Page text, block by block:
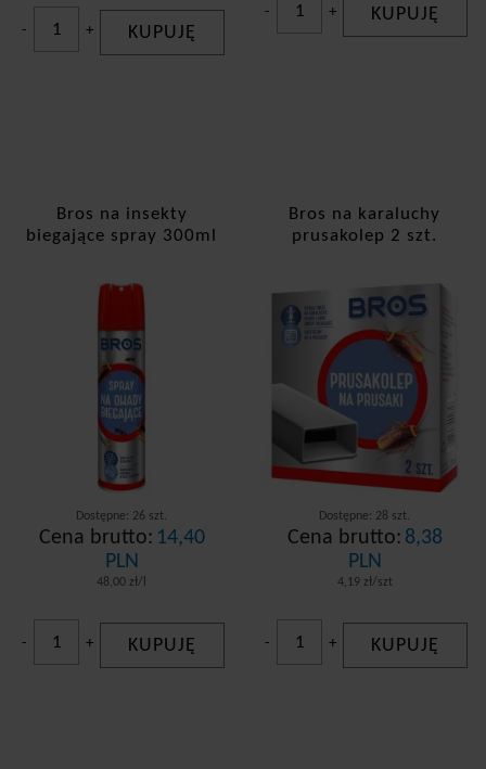
- + KUPUJĘ
- + KUPUJĘ
Bros na insekty
biegające spray 300ml
Dostępne: 26 szt.
Cena brutto: 14,40
PLN
48,00 zł/l
- + KUPUJĘ
Bros na karaluchy
prusakolep 2 szt.
Dostępne: 28 szt.
Cena brutto: 8,38
PLN
4,19 zł/szt
- + KUPUJĘ